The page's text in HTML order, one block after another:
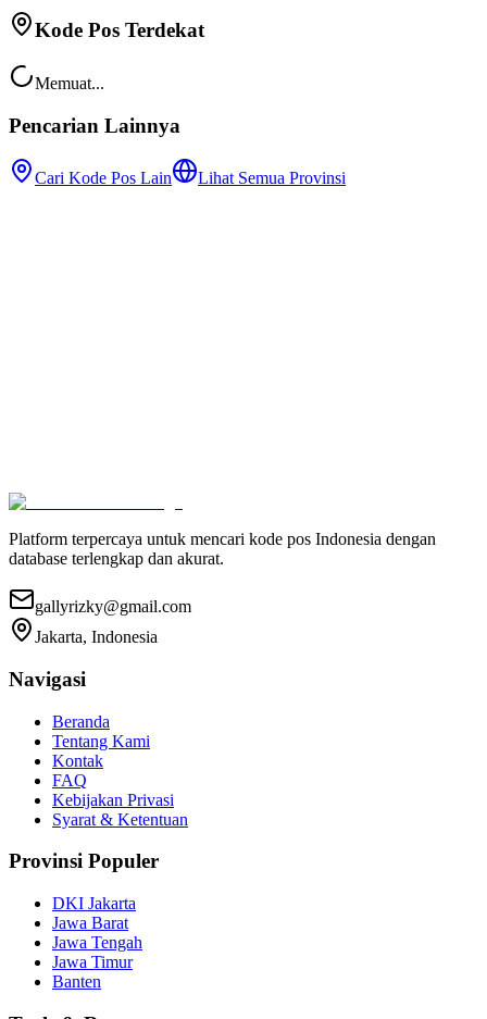
Kode Pos Terdekat
Memuat...
Pencarian Lainnya
Cari Kode Pos Lain Lihat Semua Provinsi
Platform terpercaya untuk mencari kode pos Indonesia dengan
database terlengkap dan akurat.
gallyrizky@gmail.com
Jakarta, Indonesia
Navigasi
Beranda
Tentang Kami
Kontak
FAQ
Kebijakan Privasi
Syarat & Ketentuan
Provinsi Populer
DKI Jakarta
Jawa Barat
Jawa Tengah
Jawa Timur
Banten